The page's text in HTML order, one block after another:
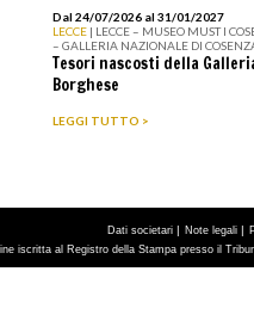
Dal 24/07/2026 al 31/01/2027
LECCE | LECCE – MUSEO MUST I
– GALLERIA NAZIONALE DI
Tesori nascosti della
Borghese
LEGGI TUTTO >
Dati societari | Note legali |
iscritta al Registro della Stampa presso il